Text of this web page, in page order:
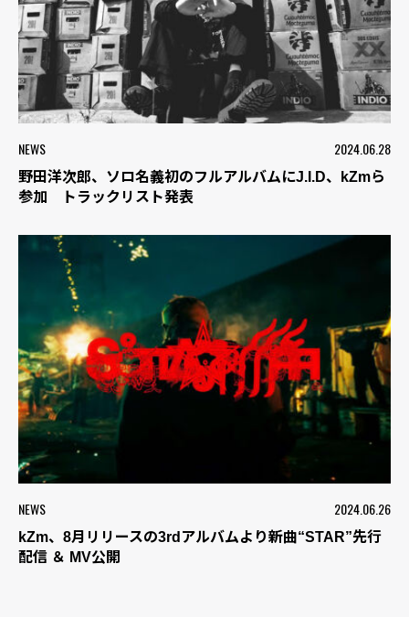
NEWS 2024.06.28
野田洋次郎、ソロ名義初のフルアルバムにJ.I.D、kZmら
参加 トラックリスト発表
NEWS 2024.06.26
kZm、8月リリースの3rdアルバムより新曲“STAR”先行
配信 ＆ MV公開